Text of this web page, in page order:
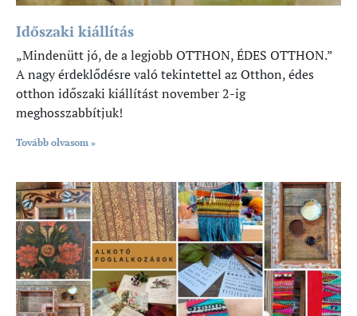
Időszaki kiállítás
„Mindenütt jó, de a legjobb OTTHON, ÉDES OTTHON.”
A nagy érdeklődésre való tekintettel az Otthon, édes
otthon időszaki kiállítást november 2-ig
meghosszabbítjuk!
Tovább olvasom »